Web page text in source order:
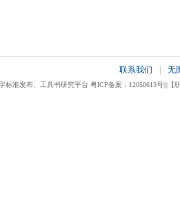
联系我们 无
标准发布、工具书研究平台 粤ICP备案：12050613号|||【